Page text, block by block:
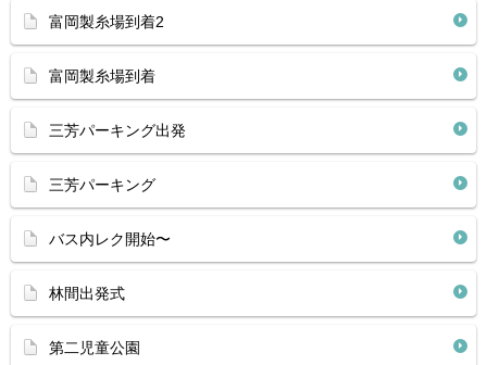
富岡製糸場到着2
富岡製糸場到着
三芳パーキング出発
三芳パーキング
バス内レク開始〜
林間出発式
第二児童公園